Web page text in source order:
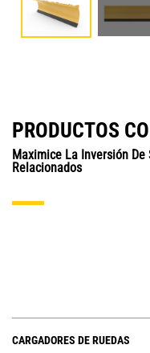
PRODUCTOS
Maximice La Inversión De
Relacionados
CARGADORES DE RUEDAS